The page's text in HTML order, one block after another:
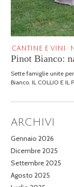
CANTINE E VINI /
Pinot Bianco:
Sette famiglie unite
Bianco. IL COLLIO E IL
ARCHIVI
Gennaio 2026
Dicembre 2025
Settembre 2025
Agosto 2025